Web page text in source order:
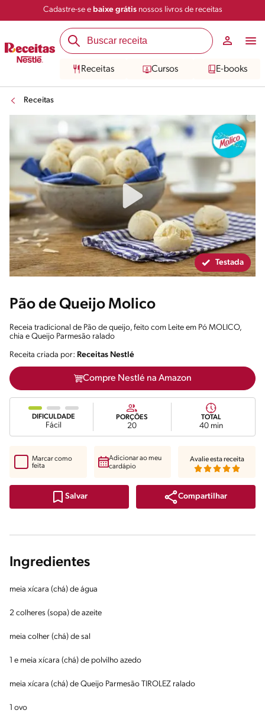
Cadastre-se e baixe grátisnossos livros de receitas
Receitas Cursos E-books
Receitas
Salvar Compartilhar
Testada
Pão de Queijo Molico
Receia tradicional de Pão de queijo, feito com Leite em Pó MOLICO,
chia e Queijo Parmesão ralado
Receita criada por: Receitas Nestlé
Compre Nestlé na Amazon
DIFICULDADE
Fácil
PORÇÕES
20
TOTAL
40 min
Salvar Compartilhar
Marcar como
feita
Adicionar ao meu
cardápio
Avalie esta receita
Ingredientes
meia xícara (chá) de água
2 colheres (sopa) de azeite
meia colher (chá) de sal
1 e meia xícara (chá) de polvilho azedo
meia xícara (chá) de Queijo Parmesão TIROLEZ ralado
1 ovo